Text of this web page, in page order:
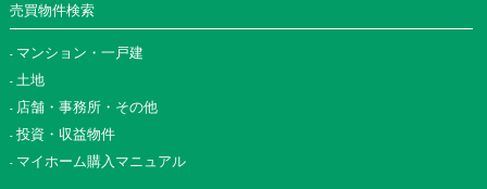
売買物件検索
マンション・一戸建
土地
店舗・事務所・その他
投資・収益物件
マイホーム購入マニュアル